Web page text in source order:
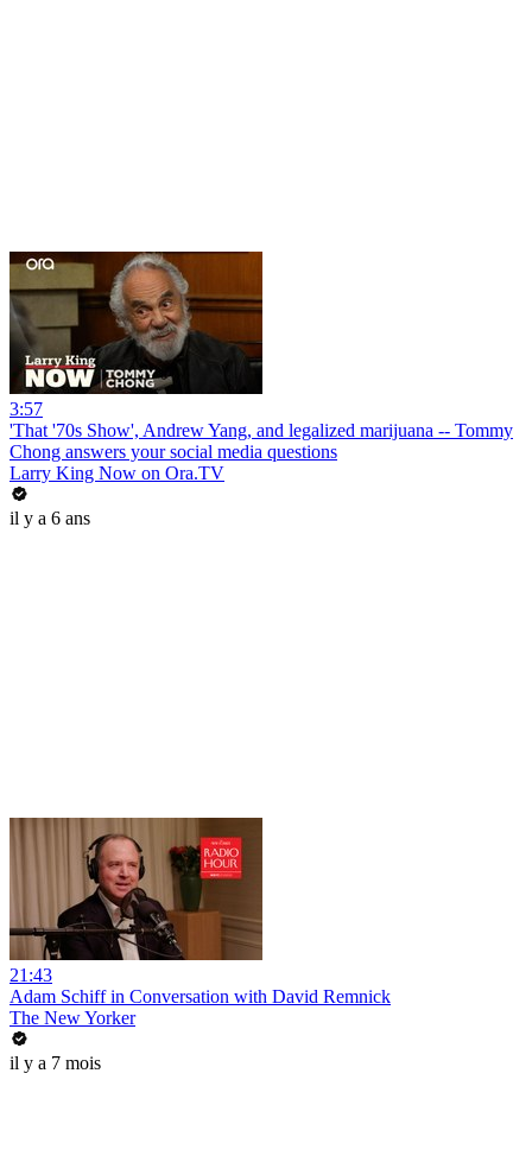
3:57
'That '70s Show', Andrew Yang, and legalized marijuana -- Tommy
Chong answers your social media questions
Larry King Now on Ora.TV
il y a 6 ans
21:43
Adam Schiff in Conversation with David Remnick
The New Yorker
il y a 7 mois